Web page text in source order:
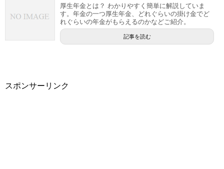
厚生年金とは？ わかりやすく簡単に解説していま
す。年金の一つ厚生年金、どれぐらいの掛け金でど
れぐらいの年金がもらえるのかなどご紹介。
記事を読む
スポンサーリンク